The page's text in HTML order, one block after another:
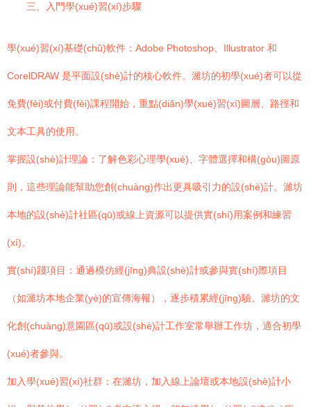
三、入門學(xué)習(xí)步驟
學(xué)習(xí)基礎(chǔ)軟件：Adobe Photoshop、Illustrator 和
CorelDRAW 是平面設(shè)計的核心軟件。濰坊的初學(xué)者可以從
免費(fèi)或付費(fèi)課程開始，重點(diǎn)學(xué)習(xí)圖層、路徑和
文本工具的使用。
掌握設(shè)計理論：了解色彩心理學(xué)、字體選擇和構(gòu)圖原
則，這些理論能幫助您創(chuàng)作出更具吸引力的設(shè)計。濰坊
本地的設(shè)計社區(qū)或線上資源可以提供實(shí)用案例和練習
(xí)。
實(shí)踐項目：通過模仿經(jīng)典設(shè)計或參與實(shí)際項目
（如濰坊本地企業(yè)的宣傳海報），逐步積累經(jīng)驗。濰坊的文
化創(chuàng)意園區(qū)或設(shè)計工作室常舉辦工作坊，適合初學
(xué)者參與。
加入學(xué)習(xí)社群：在濰坊，加入線上論壇或本地設(shè)計小